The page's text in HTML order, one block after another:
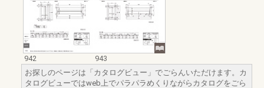
942
943
お探しのページは「カタログビュー」でごらんいただけます。カ
タログビューではweb上でパラパラめくりながらカタログをごら